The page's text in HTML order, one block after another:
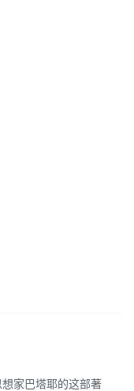
家巴塔耶的这部著